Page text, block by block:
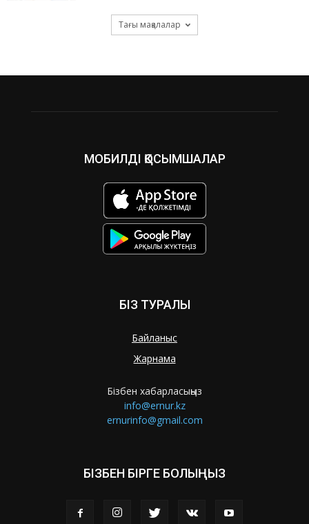
Тағы мақалалар
МОБИЛДІ ҚОСЫМШАЛАР
БІЗ ТУРАЛЫ
Байланыс
Жарнама
Бізбен хабарласыңыз
info@ernur.kz
ernurinfo@gmail.com
БІЗБЕН БІРГЕ БОЛЫҢЫЗ